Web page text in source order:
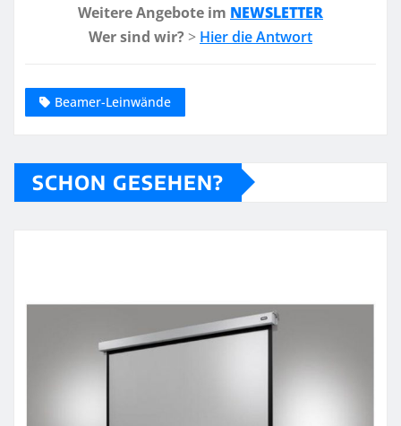
Weitere Angebote im NEWSLETTER
Wer sind wir? > Hier die Antwort
Beamer-Leinwände
SCHON GESEHEN?